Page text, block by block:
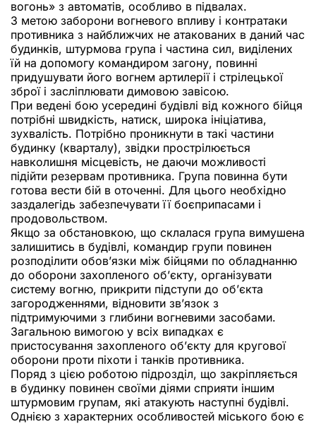
вогонь» з автоматів, особливо в підвалах.
З метою заборони вогневого впливу і контратаки
противника з найближчих не атакованих в даний час
будинків, штурмова група і частина сил, виділених
їй на допомогу командиром загону, повинні
придушувати його вогнем артилерії і стрілецької
зброї і засліплювати димовою завісою.
При ведені бою усередині будівлі від кожного бійця
потрібні швидкість, натиск, широка ініціатива,
зухвалість. Потрібно проникнути в такі частини
будинку (кварталу), звідки прострілюється
навколишня місцевість, не даючи можливості
підійти резервам противника. Група повинна бути
готова вести бій в оточенні. Для цього необхідно
заздалегідь забезпечувати її боєприпасами і
продовольством.
Якщо за обстановкою, що склалася група вимушена
залишитись в будівлі, командир групи повинен
розподілити обов’язки між бійцями по обладнанню
до оборони захопленого об’єкту, організувати
систему вогню, прикрити підступи до об’єкта
загородженнями, відновити зв’язок з
підтримуючими з глибини вогневими засобами.
Загальною вимогою у всіх випадках є
пристосування захопленого об’єкту для кругової
оборони проти піхоти і танків противника.
Поряд з цією роботою підрозділ, що закріпляється
в будинку повинен своїми діями сприяти іншим
штурмовим групам, які атакують наступні будівлі.
Однією з характерних особливостей міського бою є